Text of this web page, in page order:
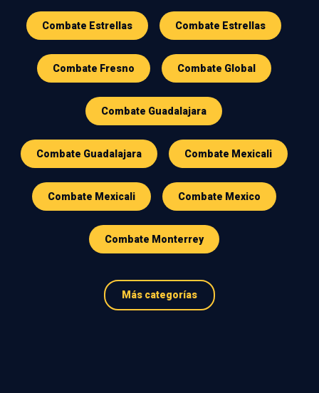
Combate Estrellas Combate Estrellas
Combate Fresno Combate Global
Combate Guadalajara
Combate Guadalajara Combate Mexicali
Combate Mexicali Combate Mexico
Combate Monterrey
Más categorías